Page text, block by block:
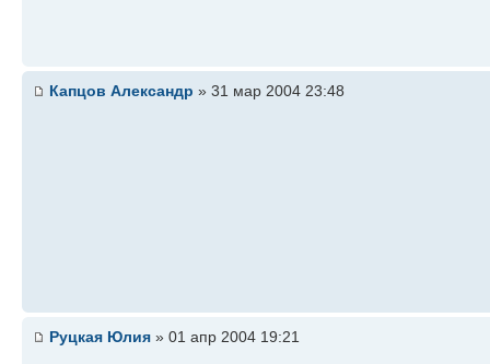
Капцов Александр » 31 мар 2004 23:48
Руцкая Юлия » 01 апр 2004 19:21